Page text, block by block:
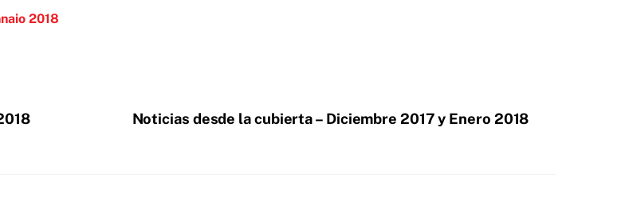
2018
Noticias desde la cubierta – Diciembre 2017 y Enero 2018